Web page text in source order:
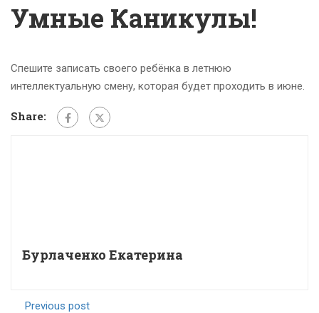
Умные Каникулы!
Спешите записать своего ребёнка в летнюю
интеллектуальную смену, которая будет проходить в июне.
Share:
Бурлаченко Екатерина
Previous post